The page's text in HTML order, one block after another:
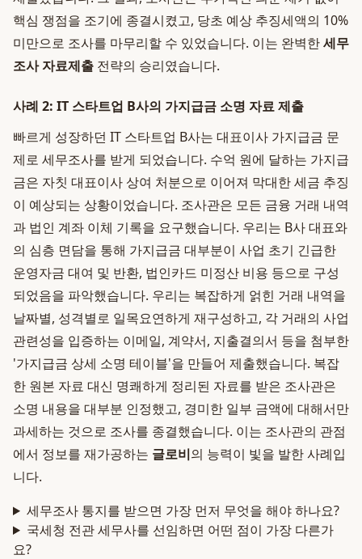
핵심 쟁점을 조기에 종결시켰고, 당초 예상 추징세액의 10%
미만으로 조사를 마무리할 수 있었습니다. 이는 완벽한세무
조사 자료제출 전략의 승리였습니다.
사례 2: IT 스타트업 B사의 가지급금 소명 자료 제출
빠르게 성장하던 IT 스타트업 B사는 대표이사 가지급금 문
제로 세무조사를 받게 되었습니다. 수억 원에 달하는 가지급
금은 자칫 대표이사 상여 처분으로 이어져 막대한 세금 추징
이 예상되는 상황이었습니다. 조사관은 모든 금융 거래 내역
과 법인 계좌 이체 기록을 요구했습니다. 우리는 B사 대표와
의 심층 면담을 통해 가지급금 대부분이 사업 초기 긴급한
운영자금 대여 및 반환, 법인카드 미정산 비용 등으로 구성
되었음을 파악했습니다. 우리는 복잡하게 얽힌 거래 내역을
날짜별, 성격별로 일목요연하게 재구성하고, 각 거래의 사업
관련성을 입증하는 이메일, 계약서, 지출결의서 등을 첨부한
'가지급금 상세 소명 테이블'을 만들어 제출했습니다. 복잡
한 원본 자료 대신 명쾌하게 정리된 자료를 받은 조사관은
소명 내용을 대부분 인정했고, 경미한 일부 금액에 대해서만
과세하는 것으로 조사를 종결했습니다. 이는 조사관의 관점
에서 정보를 재가공하는 글로비의 능력이 빛을 발한 사례입
니다.
세무조사 통지를 받으면 가장 먼저 무엇을 해야 하나요?
국세청 전관 세무사를 선임하면 어떤 점이 가장 다른가
요?